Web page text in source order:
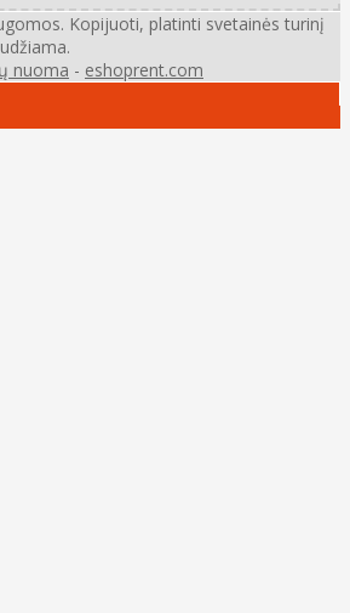
Kopijuoti, platinti svetainės turinį
nuoma - eshoprent.com